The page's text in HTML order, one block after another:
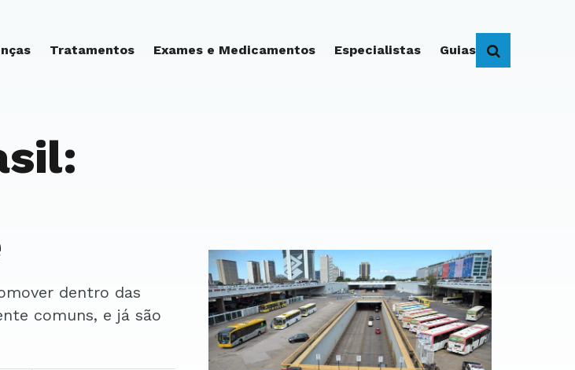
Tratamentos Exames e Medicamentos Especialistas Guias BUSCAR
comuns, e já são